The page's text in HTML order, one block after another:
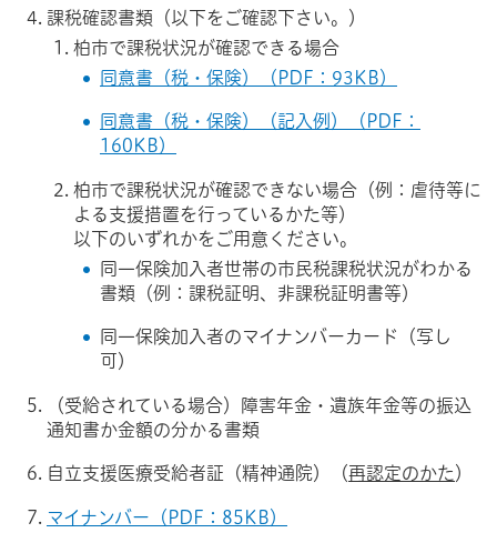
課税確認書類（以下をご確認下さい。）
柏市で課税状況が確認できる場合
同意書（税・保険）（PDF：93KB）
同意書（税・保険）（記入例）（PDF：
160KB）
柏市で課税状況が確認できない場合（例：虐待等に
よる支援措置を行っているかた等）
以下のいずれかをご用意ください。
同一保険加入者世帯の市民税課税状況がわかる
書類（例：課税証明、非課税証明書等）
同一保険加入者のマイナンバーカード（写し
可）
（受給されている場合）障害年金・遺族年金等の振込
通知書か金額の分かる書類
自立支援医療受給者証（精神通院）（再認定のかた ）
マイナンバー（PDF：85KB）